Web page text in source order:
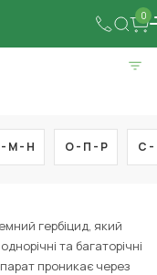
0
М - Н О - П - Р С -
гербіцид, який
та багаторічні
проникає через